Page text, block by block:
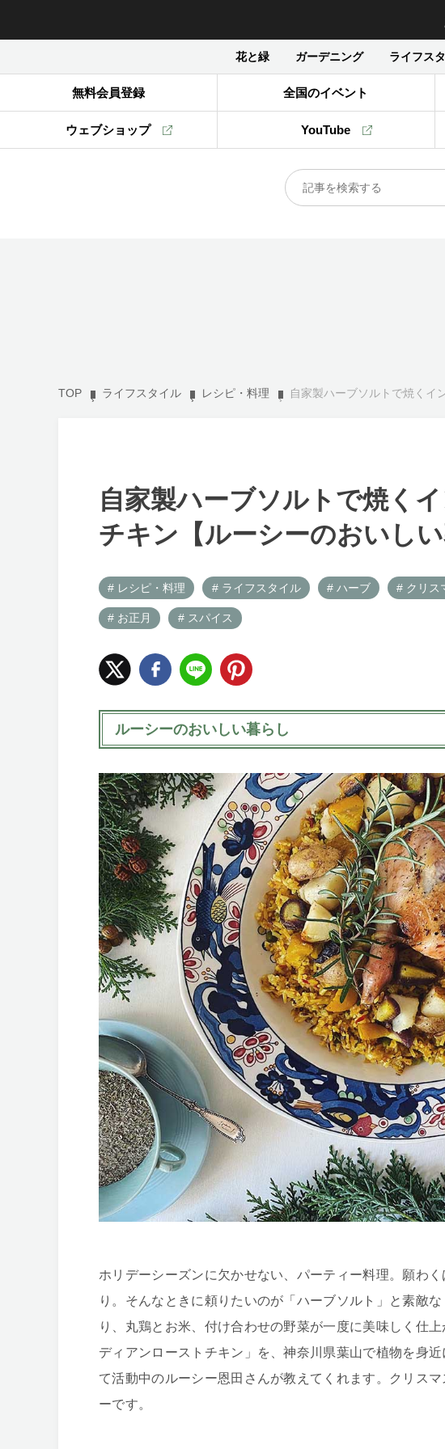
花と緑 ガーデニング ライフス
無料会員登録 全国のイベント
ウェブショップ YouTube
TOP ライフスタイル レシピ・料理 自家製ハーブソルトで焼くイ
自家製ハーブソルトで焼く
チキン【ルーシーのおいしい
# レシピ・料理 # ライフスタイル # ハーブ # クリス
# お正月 # スパイス
ルーシーのおいしい暮らし
ホリデーシーズンに欠かせない、パーティー料理。願わ
り。そんなときに頼りたいのが「ハーブソルト」と素敵
り、丸鶏とお米、付け合わせの野菜が一度に美味しく仕
ディアンローストチキン」を、神奈川県葉山で植物を身
て活動中のルーシー恩田さんが教えてくれます。クリス
ーです。